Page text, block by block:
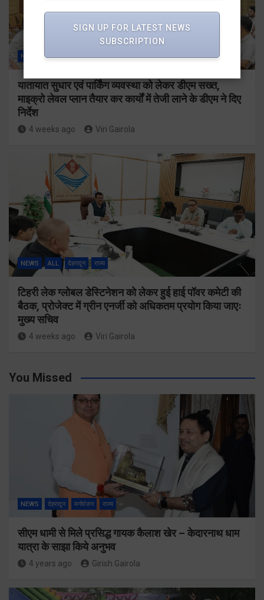
NEWS ALL देहरादून राज्य
यातायात सुधार एवं पार्किंग व्यवस्था को लेकर डीएम सख्त,
माइक्रो लेवल प्लान तैयार कर कार्यों में तेजी लाने के डीएम ने दिए
निर्देश
4 weeks ago Viri Gairola
NEWS ALL देहरादून राज्य
टिहरी लेक ग्लोबल डेस्टिनेशन को लेकर हुई हाई पॉवर कमेटी की
बैठक, प्रोजेक्ट में ग्रीन एनर्जी को अधिकतम प्रयोग किया जाएः
मुख्य सचिव
4 weeks ago Viri Gairola
You Missed
NEWS देहरादून मनोरंजन राज्य
सीएम धामी से मिले प्रसिद्ध गायक कैलाश खेर – केदारनाथ धाम
यात्रा के साझा किये अनुभव
4 years ago Girish Gairola
SIGN UP FOR LATEST NEWS
SUBSCRIPTION